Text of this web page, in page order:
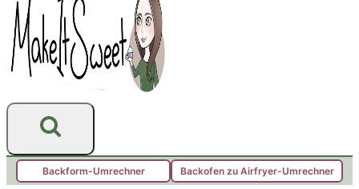
Backform-Umrechner Backofen zu Airfryer-Umrechner